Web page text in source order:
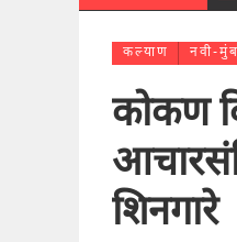
कल्याण नवी-
कोकण
शिनगारे